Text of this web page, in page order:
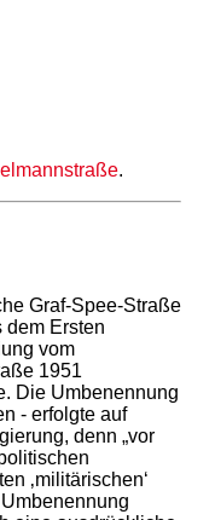
.
Graf-Spee-Straße
dem Ersten
vom
1951
Die Umbenennung
- erfolgte auf
denn „vor
‚militärischen‘